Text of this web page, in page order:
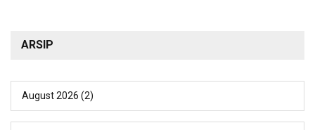
ARSIP
August 2026 (2)